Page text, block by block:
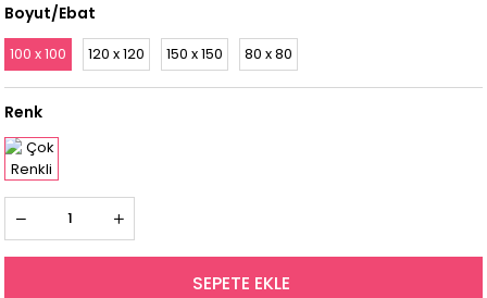
Boyut/Ebat
100 x 100 120 x 120 150 x 150 80 x 80
Renk